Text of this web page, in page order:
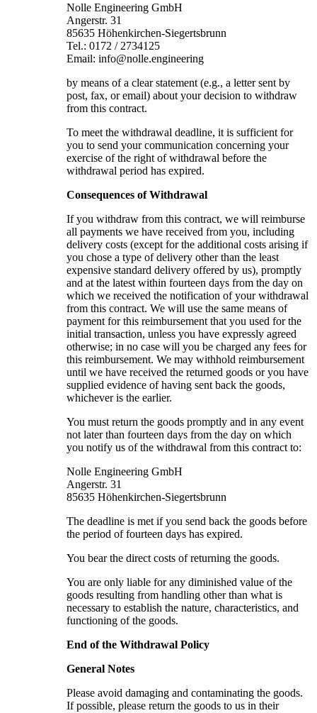
Nolle Engineering GmbH
Angerstr. 31
85635 Höhenkirchen-Siegertsbrunn
Tel.: 0172 / 2734125
Email: info@nolle.engineering
by means of a clear statement (e.g., a letter sent by
post, fax, or email) about your decision to withdraw
from this contract.
To meet the withdrawal deadline, it is sufficient for
you to send your communication concerning your
exercise of the right of withdrawal before the
withdrawal period has expired.
Consequences of Withdrawal
If you withdraw from this contract, we will reimburse
all payments we have received from you, including
delivery costs (except for the additional costs arising if
you chose a type of delivery other than the least
expensive standard delivery offered by us), promptly
and at the latest within fourteen days from the day on
which we received the notification of your withdrawal
from this contract. We will use the same means of
payment for this reimbursement that you used for the
initial transaction, unless you have expressly agreed
otherwise; in no case will you be charged any fees for
this reimbursement. We may withhold reimbursement
until we have received the returned goods or you have
supplied evidence of having sent back the goods,
whichever is the earlier.
You must return the goods promptly and in any event
not later than fourteen days from the day on which
you notify us of the withdrawal from this contract to:
Nolle Engineering GmbH
Angerstr. 31
85635 Höhenkirchen-Siegertsbrunn
The deadline is met if you send back the goods before
the period of fourteen days has expired.
You bear the direct costs of returning the goods.
You are only liable for any diminished value of the
goods resulting from handling other than what is
necessary to establish the nature, characteristics, and
functioning of the goods.
End of the Withdrawal Policy
General Notes
Please avoid damaging and contaminating the goods.
If possible, please return the goods to us in their